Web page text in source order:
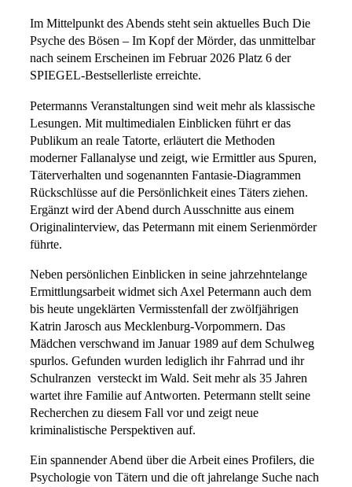
Im Mittelpunkt des Abends steht sein aktuelles Buch Die
Psyche des Bösen – Im Kopf der Mörder, das unmittelbar
nach seinem Erscheinen im Februar 2026 Platz 6 der
SPIEGEL-Bestsellerliste erreichte.
Petermanns Veranstaltungen sind weit mehr als klassische
Lesungen. Mit multimedialen Einblicken führt er das
Publikum an reale Tatorte, erläutert die Methoden
moderner Fallanalyse und zeigt, wie Ermittler aus Spuren,
Täterverhalten und sogenannten Fantasie-Diagrammen
Rückschlüsse auf die Persönlichkeit eines Täters ziehen.
Ergänzt wird der Abend durch Ausschnitte aus einem
Originalinterview, das Petermann mit einem Serienmörder
führte.
Neben persönlichen Einblicken in seine jahrzehntelange
Ermittlungsarbeit widmet sich Axel Petermann auch dem
bis heute ungeklärten Vermisstenfall der zwölfjährigen
Katrin Jarosch aus Mecklenburg-Vorpommern. Das
Mädchen verschwand im Januar 1989 auf dem Schulweg
spurlos. Gefunden wurden lediglich ihr Fahrrad und ihr
Schulranzen  versteckt im Wald. Seit mehr als 35 Jahren
wartet ihre Familie auf Antworten. Petermann stellt seine
Recherchen zu diesem Fall vor und zeigt neue
kriminalistische Perspektiven auf.
Ein spannender Abend über die Arbeit eines Profilers, die
Psychologie von Tätern und die oft jahrelange Suche nach